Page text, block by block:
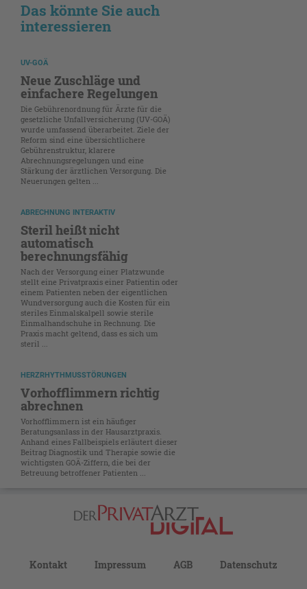
Das könnte Sie auch
interessieren
UV-GOÄ
Neue Zuschläge und
einfachere Regelungen
Die Gebührenordnung für Ärzte für die
gesetzliche Unfallversicherung (UV-GOÄ)
wurde umfassend überarbeitet. Ziele der
Reform sind eine übersichtlichere
Gebührenstruktur, klarere
Abrechnungsregelungen und eine
Stärkung der ärztlichen Versorgung. Die
Neuerungen gelten ...
ABRECHNUNG INTERAKTIV
Steril heißt nicht
automatisch
berechnungsfähig
Nach der Versorgung einer Platzwunde
stellt eine Privatpraxis einer Patientin oder
einem Patienten neben der eigentlichen
Wundversorgung auch die Kosten für ein
steriles Einmalskalpell sowie sterile
Einmalhandschuhe in Rechnung. Die
Praxis macht geltend, dass es sich um
steril ...
HERZRHYTHMUSSTÖRUNGEN
Vorhofflimmern richtig
abrechnen
Vorhofflimmern ist ein häufiger
Beratungsanlass in der Hausarztpraxis.
Anhand eines Fallbeispiels erläutert dieser
Beitrag Diagnostik und Therapie sowie die
wichtigsten GOÄ-Ziffern, die bei der
Betreuung betroffener Patienten ...
Kontakt Impressum AGB Datenschutz